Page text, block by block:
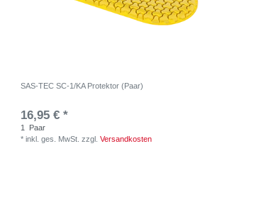
SAS-TEC SC-1/KA Protektor (Paar)
16,95 € *
1
Paar
*inkl. ges. MwSt. zzgl.Versandkosten